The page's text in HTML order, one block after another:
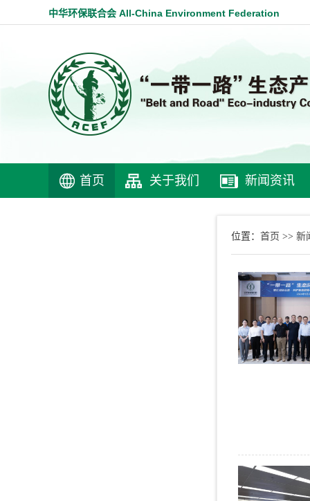
中华环保联合会 All-China Environment Federation
首页 关于我们 新闻资讯
位置： 首页 >> 新